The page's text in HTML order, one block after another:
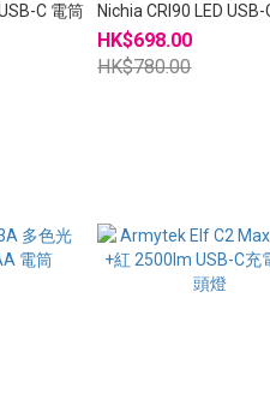
C 電筒
Nichia CRI90 LED
電筒
HK$698.00
HK$780.00